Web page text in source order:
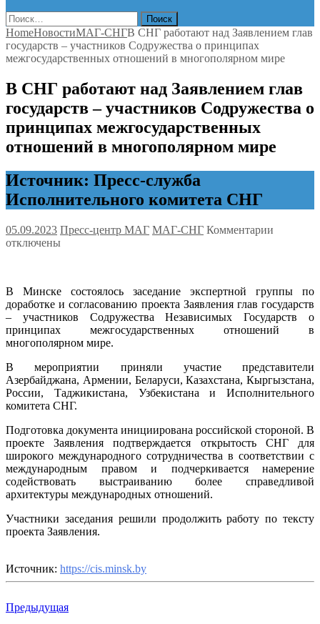
Найти:
HomeНовостиМАГ-СНГВ СНГ работают над Заявлением глав
государств – участников Содружества о принципах
межгосударственных отношений в многополярном мире
В СНГ работают над Заявлением глав
государств – участников Содружества о
принципах межгосударственных
отношений в многополярном мире
Источник: Пресс-служба
Исполнительного комитета СНГ
05.09.2023 Пресс-центр МАГ МАГ-СНГ Комментарии
над
глав
о
в
мире
отключены
В Минске состоялось заседание экспертной группы по
доработке и согласованию проекта Заявления глав государств
– участников Содружества Независимых Государств о
принципах межгосударственных отношений в
многополярном мире.
В мероприятии приняли участие представители
Азербайджана, Армении, Беларуси, Казахстана, Кыргызстана,
России, Таджикистана, Узбекистана и Исполнительного
комитета СНГ.
Подготовка документа инициирована российской стороной. В
проекте Заявления подтверждается открытость СНГ для
широкого международного сотрудничества в соответствии с
международным правом и подчеркивается намерение
содействовать выстраиванию более справедливой
архитектуры международных отношений.
Участники заседания решили продолжить работу по тексту
проекта Заявления.
Источник: https://cis.minsk.by
Предыдущая